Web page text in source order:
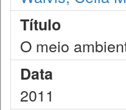
Título
O meio
Data
2011